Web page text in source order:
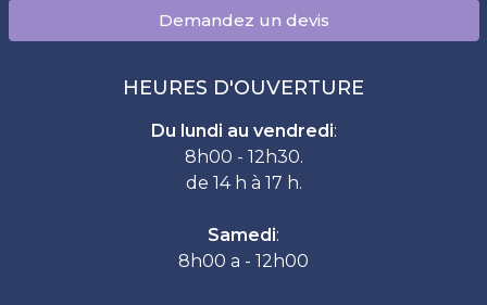
Demandez un devis
HEURES D'OUVERTURE
Du lundi au vendredi:
8h00 - 12h30.
de 14 h à 17 h.
Samedi:
8h00 a - 12h00